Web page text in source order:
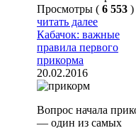
Просмотры ( 6 553 )
читать далее
Кабачок: важные
правила первого
прикорма
20.02.2016
Вопрос начала
— один из самых